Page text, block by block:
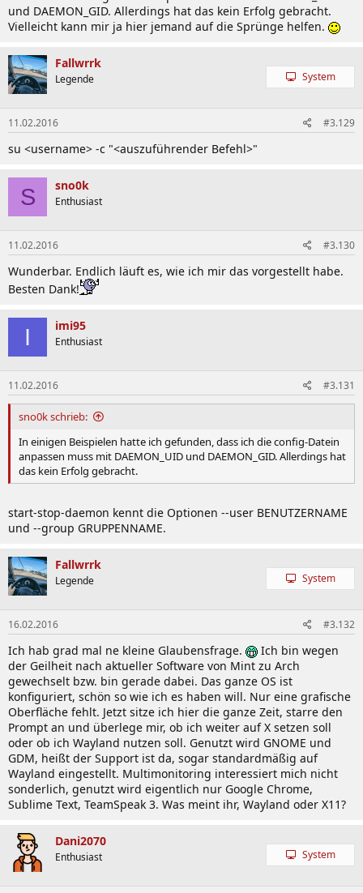
und DAEMON_GID. Allerdings hat das kein Erfolg gebracht.
Vielleicht kann mir ja hier jemand auf die Sprünge helfen.
Fallwrrk
Legende System
11.02.2016 #3.129
su <username> -c "<auszuführender Befehl>"
S sno0k
Enthusiast
11.02.2016 #3.130
Wunderbar. Endlich läuft es, wie ich mir das vorgestellt habe.
Besten Dank!
I imi95
Enthusiast
11.02.2016 #3.131
sno0k schrieb:
In einigen Beispielen hatte ich gefunden, dass ich die config-Datein
anpassen muss mit DAEMON_UID und DAEMON_GID. Allerdings hat
das kein Erfolg gebracht.
start-stop-daemon kennt die Optionen --user BENUTZERNAME
und --group GRUPPENNAME.
Fallwrrk
Legende System
16.02.2016 #3.132
Ich hab grad mal ne kleine Glaubensfrage.
Ich bin wegen
der Geilheit nach aktueller Software von Mint zu Arch
gewechselt bzw. bin gerade dabei. Das ganze OS ist
konfiguriert, schön so wie ich es haben will. Nur eine grafische
Oberfläche fehlt. Jetzt sitze ich hier die ganze Zeit, starre den
Prompt an und überlege mir, ob ich weiter auf X setzen soll
oder ob ich Wayland nutzen soll. Genutzt wird GNOME und
GDM, heißt der Support ist da, sogar standardmäßig auf
Wayland eingestellt. Multimonitoring interessiert mich nicht
sonderlich, genutzt wird eigentlich nur Google Chrome,
Sublime Text, TeamSpeak 3. Was meint ihr, Wayland oder X11?
Dani2070
Enthusiast System